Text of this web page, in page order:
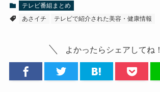
テレビ番組まとめ
あさイチ
テレビで紹介された美容・健康情報
よかったらシェアしてね！